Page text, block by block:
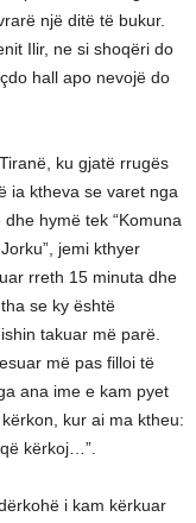
një ditë të bukur.
Ilir, ne si shoqëri do
hall apo nevojë do
ku gjatë rrugës
ia ktheva se varet nga
hymë tek “Komuna
jemi kthyer
rreth 15 minuta dhe
se ky është
takuar më parë.
më pas filloi të
ana ime e kam pyet
kur ai ma ktheu:
kërkoj…”.
i kam kërkuar